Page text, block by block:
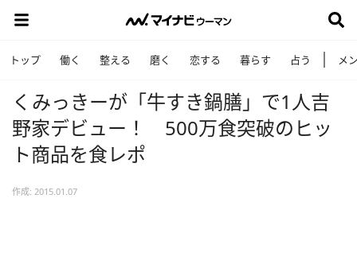
トップ 働く 整える 磨く 恋する 暮らす 占う メ
くみっきーが「牛すき鍋膳」で1人吉
野家デビュー！ 500万食突破のヒッ
ト商品を食レポ
作成: 2015.01.07